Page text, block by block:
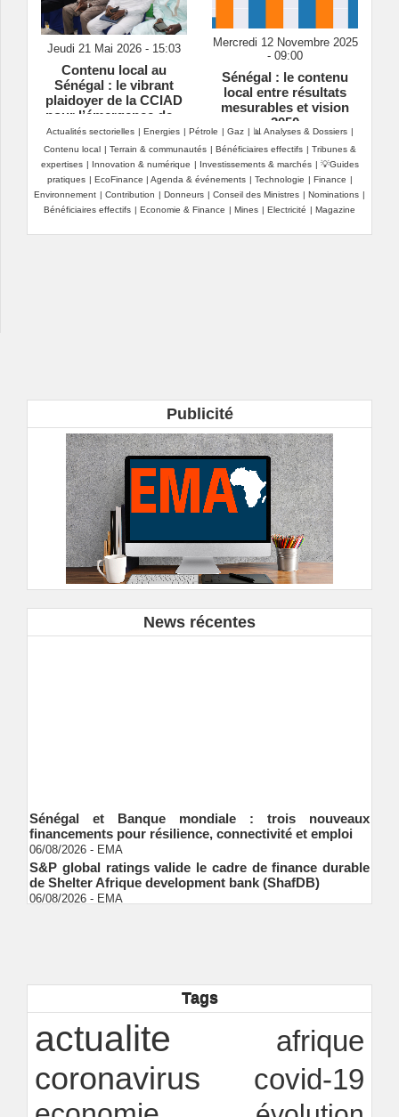
Jeudi 21 Mai 2026 - 15:03
Contenu local au
Sénégal : le vibrant
plaidoyer de la CCIAD
pour l’émergence de «
champions nationaux »
Mercredi 12 Novembre 2025
- 09:00
Sénégal : le contenu
local entre résultats
mesurables et vision
2050
Actualités sectorielles | Energies | Pétrole | Gaz | 📊 Analyses & Dossiers |
Contenu local | Terrain & communautés | Bénéficiaires effectifs | Tribunes &
expertises | Innovation & numérique | Investissements & marchés | 💡Guides
pratiques | EcoFinance | Agenda & événements | Technologie | Finance |
Environnement | Contribution | Donneurs | Conseil des Ministres | Nominations |
Bénéficiaires effectifs | Economie & Finance | Mines | Electricité | Magazine
Publicité
News récentes
Sénégal et Banque mondiale : trois nouveaux
financements pour résilience, connectivité et emploi
06/08/2026 -EMA
S&P global ratings valide le cadre de finance durable
de Shelter Afrique development bank (ShafDB)
06/08/2026 -EMA
transparence locale, impact national
Ndakhté M. GAYE
Rapport Bceao 2025 : résilience, transition et
innovation
24/07/2026 -Ndakhté M. GAYE
Tags
actualite afrique
coronavirus covid-19